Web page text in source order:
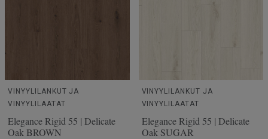
VINYYLILANKUT JA
VINYYLILAATAT
Elegance Rigid 55 | Delicate
Oak BROWN
VINYYLILANKUT JA
VINYYLILAATAT
Elegance Rigid 55 | Delicate
Oak SUGAR